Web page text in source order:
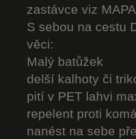
zastávce viz MAPA
S sebou na cestu
věci:
Malý batůžek
delší kalhoty či
pití v PET lahvi
repelent proti
nanést na sebe